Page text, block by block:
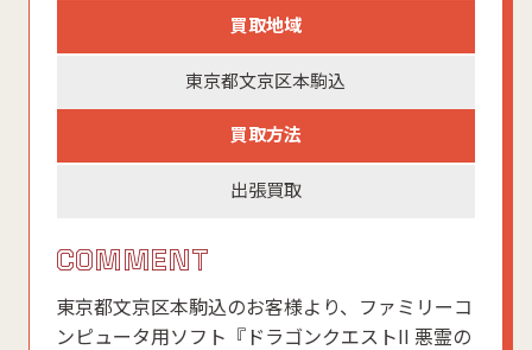
買取地域
東京都文京区本駒込
買取方法
出張買取
COMMENT
東京都文京区本駒込のお客様より、ファミリーコ
ンピュータ用ソフト『ドラゴンクエストII 悪霊の